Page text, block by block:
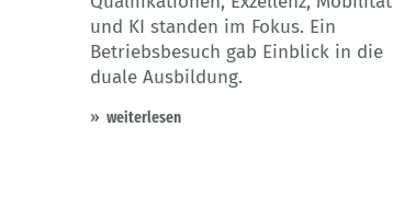
und KI standen im Fokus. Ein
Betriebsbesuch gab Einblick in die
duale Ausbildung.
weiterlesen